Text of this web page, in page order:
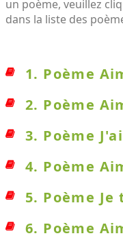
un poème, veuillez
dans la liste des
1. Poème
2. Poème
3. Poème
4. Poème
5. Poème
6. Poème